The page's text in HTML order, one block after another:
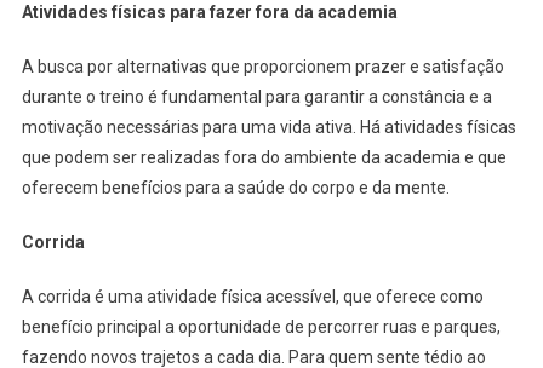
Atividades físicas para fazer fora da academia
A busca por alternativas que proporcionem prazer e satisfação
durante o treino é fundamental para garantir a constância e a
motivação necessárias para uma vida ativa. Há atividades físicas
que podem ser realizadas fora do ambiente da academia e que
oferecem benefícios para a saúde do corpo e da mente.
Corrida
A corrida é uma atividade física acessível, que oferece como
benefício principal a oportunidade de percorrer ruas e parques,
fazendo novos trajetos a cada dia. Para quem sente tédio ao